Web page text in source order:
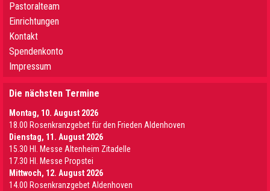
Pastoralteam
Einrichtungen
Kontakt
Spendenkonto
Impressum
Die nächsten Termine
Montag, 10. August 2026
18.00 Rosenkranzgebet für den Frieden Aldenhoven
Dienstag, 11. August 2026
15.30 Hl. Messe Altenheim Zitadelle
17.30 Hl. Messe Propstei
Mittwoch, 12. August 2026
14.00 Rosenkranzgebet Aldenhoven